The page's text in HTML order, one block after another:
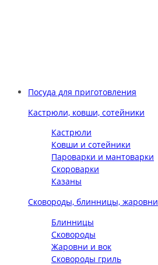
Посуда для приготовления
Кастрюли, ковши, сотейники
Кастрюли
Ковши и сотейники
Пароварки и мантоварки
Скороварки
Казаны
Сковороды, блинницы, жаровни
Блинницы
Сковороды
Жаровни и вок
Сковороды гриль